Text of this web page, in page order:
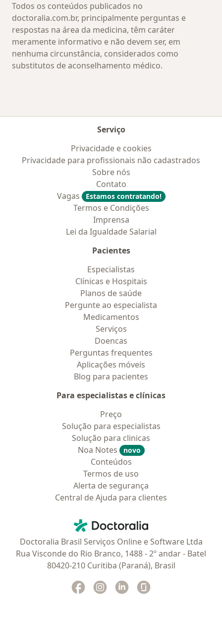
Todos os conteúdos publicados no
doctoralia.com.br, principalmente perguntas e
respostas na área da medicina, têm caráter
meramente informativo e não devem ser, em
nenhuma circunstância, considerados como
substitutos de aconselhamento médico.
Serviço
Privacidade e cookies
Privacidade para profissionais não cadastrados
Sobre nós
Contato
Vagas
Estamos contratando!
Termos e Condições
Imprensa
Lei da Igualdade Salarial
Pacientes
Especialistas
Clínicas e Hospitais
Planos de saúde
Pergunte ao especialista
Medicamentos
Serviços
Doencas
Perguntas frequentes
Aplicações móveis
Blog para pacientes
Para especialistas e clínicas
Preço
Solução para especialistas
Solução para clinicas
Noa Notes
novo
Conteúdos
Termos de uso
Alerta de segurança
Central de Ajuda para clientes
Doctoralia - Homepage
Doctoralia Brasil Serviços Online e Software Ltda
Rua Visconde do Rio Branco, 1488 - 2º andar - Batel
80420-210 Curitiba (Paraná), Brasil
Facebook
abre num novo separador
Instagram
abre num novo separador
Linkedin
abre num novo